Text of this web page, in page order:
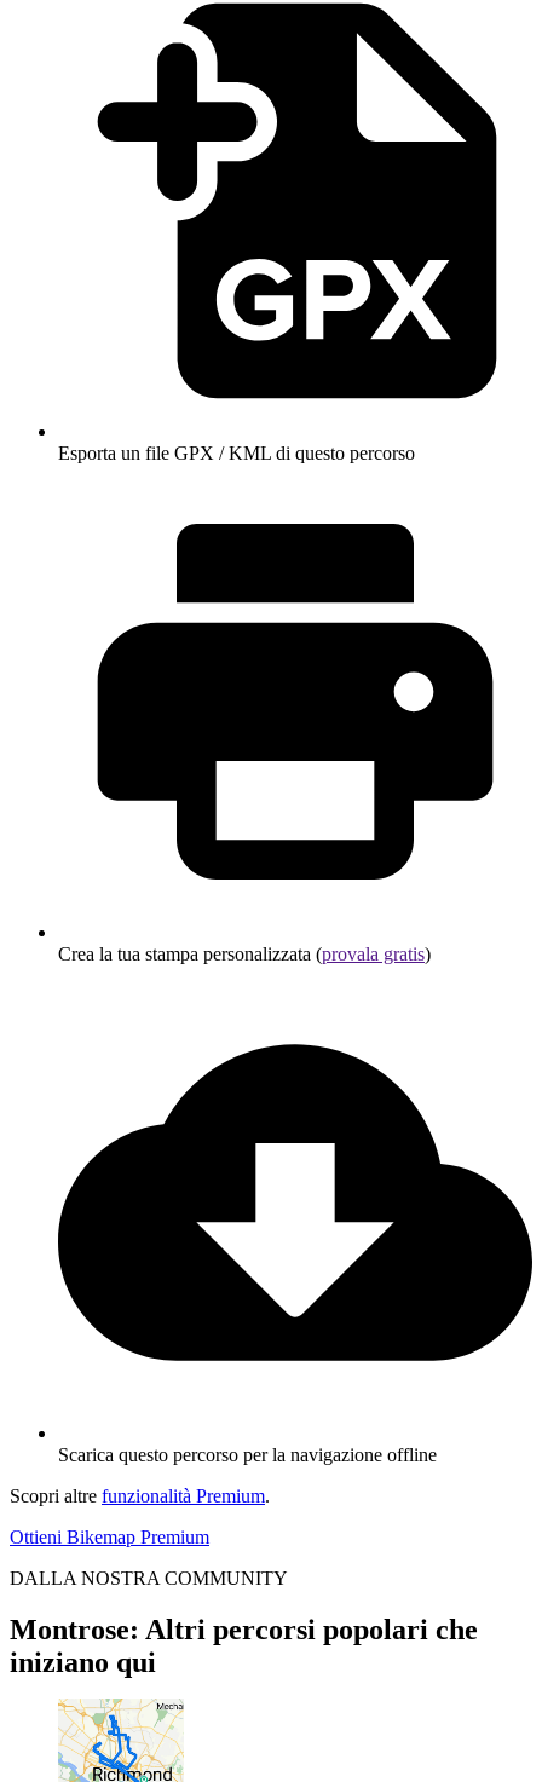
Esporta un file GPX / KML di questo percorso
Crea la tua stampa personalizzata (provala gratis)
Scarica questo percorso per la navigazione offline
Scopri altre funzionalità Premium.
Ottieni Bikemap Premium
DALLA NOSTRA COMMUNITY
Montrose: Altri percorsi popolari che
iniziano qui